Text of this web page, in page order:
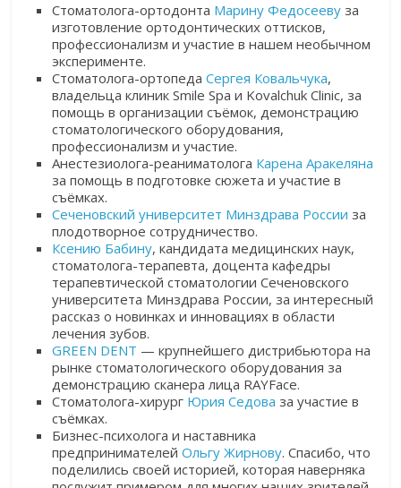
Стоматолога-ортодонта Марину Федосееву за
изготовление ортодонтических оттисков,
профессионализм и участие в нашем необычном
эксперименте.
Стоматолога-ортопедаСергея Ковальчука,
владельца клиник Smile Spa и Kovalchuk Clinic, за
помощь в организации съёмок, демонстрацию
стоматологического оборудования,
профессионализм и участие.
Анестезиолога-реаниматолога Карена Аракеляна
за помощь в подготовке сюжета и участие в
съёмках.
Сеченовский университет Минздрава России за
плодотворное сотрудничество.
Ксению Бабину, кандидата медицинских наук,
стоматолога-терапевта, доцента кафедры
терапевтической стоматологии Сеченовского
университета Минздрава России, за интересный
рассказ о новинках и инновациях в области
лечения зубов.
GREEN DENT — крупнейшего дистрибьютора на
рынке стоматологического оборудования за
демонстрацию сканера лица RAYFace.
Стоматолога-хирург Юрия Седова за участие в
съёмках.
Бизнес-психолога и наставника
предпринимателей Ольгу Жирнову. Спасибо, что
поделились своей историей, которая наверняка